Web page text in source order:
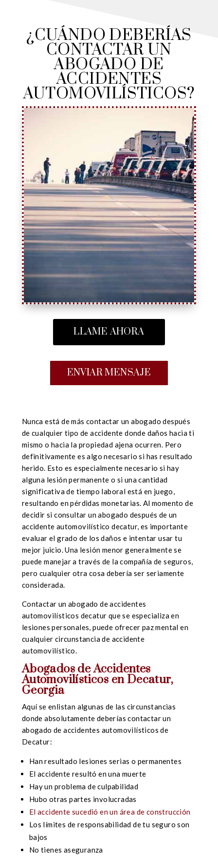
¿CUÁNDO DEBERÍAS
CONTACTAR UN
ABOGADO DE
ACCIDENTES
AUTOMOVILÍSTICOS?
LLAME AHORA
ENVIAR MENSAJE
Nunca está de más contactar un abogado después
de cualquier tipo de accidente donde daños hacia ti
mismo o hacia la propiedad ajena ocurren. Pero
definitivamente es algo necesario si has resultado
herido. Esto es especialmente necesario si hay
alguna lesión permanente o si una cantidad
significativa de tiempo laboral está en juego,
resultando en pérdidas monetarias. Al momento de
decidir si consultar un abogado después de un
accidente automovilístico decatur, es importante
evaluar el grado de los daños e intentar usar tu
mejor juicio. Una lesión menor generalmente se
puede manejar a través de la compañía de seguros,
pero cualquier otra cosa debería ser seriamente
considerada.
Contactar un abogado de accidentes
automovilísticos decatur que se especializa en
lesiones personales, puede ofrecer paz mental en
cualquier circunstancia de accidente
automovilístico.
Abogados de Accidentes
Automovilísticos en Decatur,
Georgia
Aquí se enlistan algunas de las circunstancias
donde absolutamente deberías contactar un
abogado de accidentes automovilísticos de
Decatur:
Han resultado lesiones serias o permanentes
El accidente resultó en una muerte
Hay un problema de culpabilidad
Hubo otras partes involucradas
El accidente sucedió en un área de construcción
Los límites de responsabilidad de tu seguro son
bajos
No tienes aseguranza